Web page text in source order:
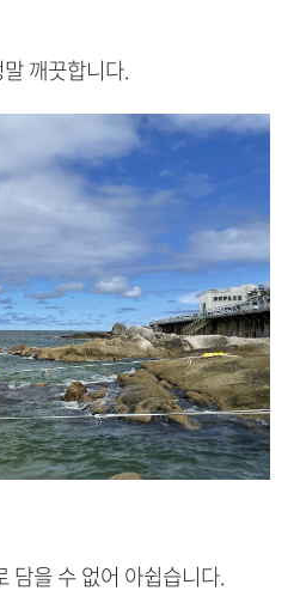
깨끗합니다.
담을 수 없어 아쉽습니다.